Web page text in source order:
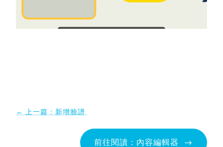
← 上一篇：新增臉譜
前往閱讀：內容編輯器